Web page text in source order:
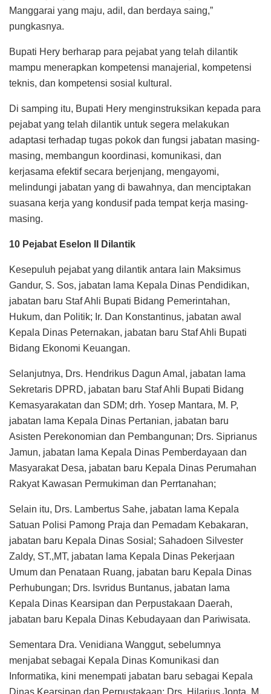
Manggarai yang maju, adil, dan berdaya saing,”
pungkasnya.
Bupati Hery berharap para pejabat yang telah dilantik
mampu menerapkan kompetensi manajerial, kompetensi
teknis, dan kompetensi sosial kultural.
Di samping itu, Bupati Hery menginstruksikan kepada para
pejabat yang telah dilantik untuk segera melakukan
adaptasi terhadap tugas pokok dan fungsi jabatan masing-
masing, membangun koordinasi, komunikasi, dan
kerjasama efektif secara berjenjang, mengayomi,
melindungi jabatan yang di bawahnya, dan menciptakan
suasana kerja yang kondusif pada tempat kerja masing-
masing.
10 Pejabat Eselon II Dilantik
Kesepuluh pejabat yang dilantik antara lain Maksimus
Gandur, S. Sos, jabatan lama Kepala Dinas Pendidikan,
jabatan baru Staf Ahli Bupati Bidang Pemerintahan,
Hukum, dan Politik; Ir. Dan Konstantinus, jabatan awal
Kepala Dinas Peternakan, jabatan baru Staf Ahli Bupati
Bidang Ekonomi Keuangan.
Selanjutnya, Drs. Hendrikus Dagun Amal, jabatan lama
Sekretaris DPRD, jabatan baru Staf Ahli Bupati Bidang
Kemasyarakatan dan SDM; drh. Yosep Mantara, M. P,
jabatan lama Kepala Dinas Pertanian, jabatan baru
Asisten Perekonomian dan Pembangunan; Drs. Siprianus
Jamun, jabatan lama Kepala Dinas Pemberdayaan dan
Masyarakat Desa, jabatan baru Kepala Dinas Perumahan
Rakyat Kawasan Permukiman dan Perrtanahan;
Selain itu, Drs. Lambertus Sahe, jabatan lama Kepala
Satuan Polisi Pamong Praja dan Pemadam Kebakaran,
jabatan baru Kepala Dinas Sosial; Sahadoen Silvester
Zaldy, ST.,MT, jabatan lama Kepala Dinas Pekerjaan
Umum dan Penataan Ruang, jabatan baru Kepala Dinas
Perhubungan; Drs. Isvridus Buntanus, jabatan lama
Kepala Dinas Kearsipan dan Perpustakaan Daerah,
jabatan baru Kepala Dinas Kebudayaan dan Pariwisata.
Sementara Dra. Venidiana Wanggut, sebelumnya
menjabat sebagai Kepala Dinas Komunikasi dan
Informatika, kini menempati jabatan baru sebagai Kepala
Dinas Kearsipan dan Perpustakaan; Drs. Hilarius Jonta, M.